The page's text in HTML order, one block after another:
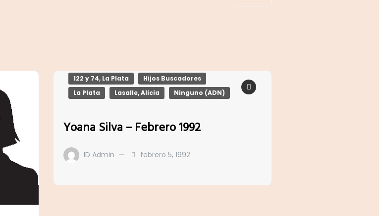
122 y 74, La Plata
Hijos Buscadores
La Plata
Lasalle, Alicia Ninguno (ADN)
Yoana Silva – Febrero 1992
ID Admin febrero 5, 1992